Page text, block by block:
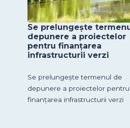
Se prelungește
depunere a proiectelor
pentru finanțarea
infrastructurii verzi
Se prelungește termenul de
depunere a proiectelor pentru
finanțarea infrastructurii verzi